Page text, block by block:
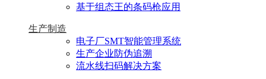
基于组态王的条码枪应用
生产制造
电子厂SMT智能管理系统
生产企业防伪追溯
流水线扫码解决方案